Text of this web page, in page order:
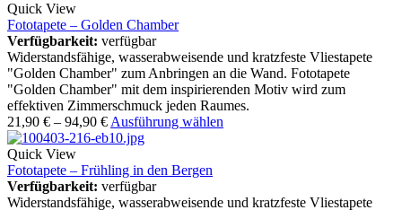
Quick View
Fototapete – Golden Chamber
Verfügbarkeit: verfügbar
Widerstandsfähige, wasserabweisende und kratzfeste Vliestapete
"Golden Chamber" zum Anbringen an die Wand. Fototapete
"Golden Chamber" mit dem inspirierenden Motiv wird zum
effektiven Zimmerschmuck jeden Raumes.
21,90 € – 94,90 € Ausführung wählen
Quick View
Fototapete – Frühling in den Bergen
Verfügbarkeit: verfügbar
Widerstandsfähige, wasserabweisende und kratzfeste Vliestapete